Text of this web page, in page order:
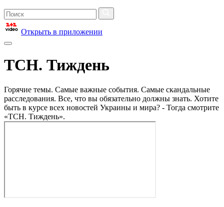
Открыть в приложении
ТСН. Тиждень
Горячие темы. Самые важные события. Самые скандальные
расследования. Все, что вы обязательно должны знать. Хотите
быть в курсе всех новостей Украины и мира? - Тогда смотрите
«ТСН. Тиждень».